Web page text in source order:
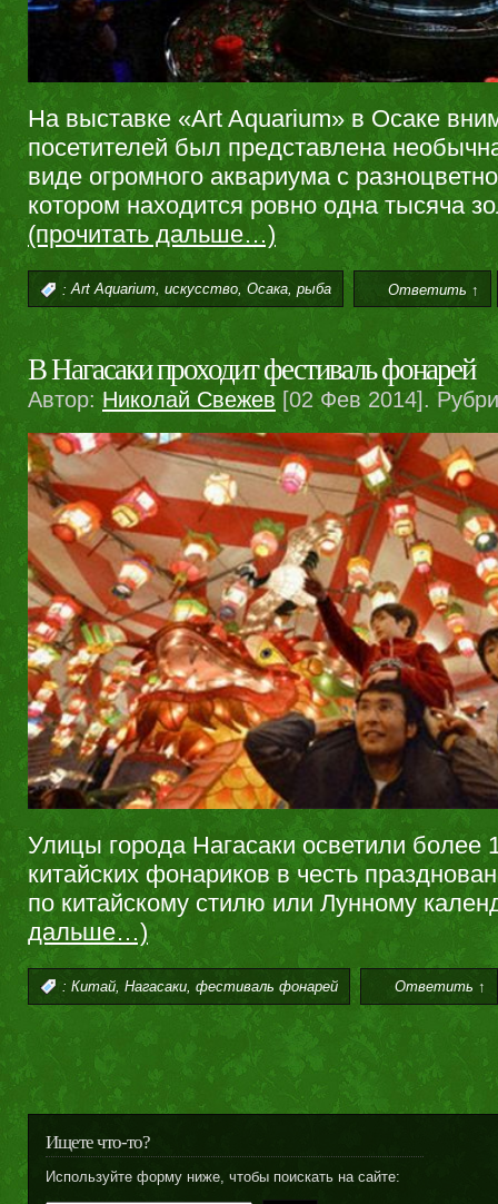
На выставке «Art Aquarium» в Осаке
посетителей был представлена
виде огромного аквариума с
котором находится ровно одна тысяча
(прочитать дальше…)
: Art Aquarium, искусство, Осака, рыба Ответить ↑
В Нагасаки проходит фестиваль фонарей
Автор: Николай Свежев [02 Фев 2014].
Улицы города Нагасаки осветили более
китайских фонариков в честь
по китайскому стилю или Лунному
дальше…)
: Китай Нагасаки фестиваль фонарей Ответить ↑
Ищете что-то?
Используйте форму ниже, чтобы поискать на сайте: